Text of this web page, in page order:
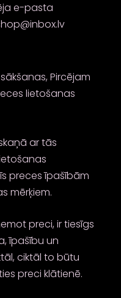
e-pasta
Pircējam
lietošanas
ar tās
preces īpašībām
mērķiem.
preci, ir tiesīgs
īpašību un
ciktāl to būtu
preci klātienē.